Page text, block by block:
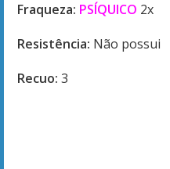
Fraqueza: PSÍQUICO 2x
Resistência: Não possui
Recuo: 3